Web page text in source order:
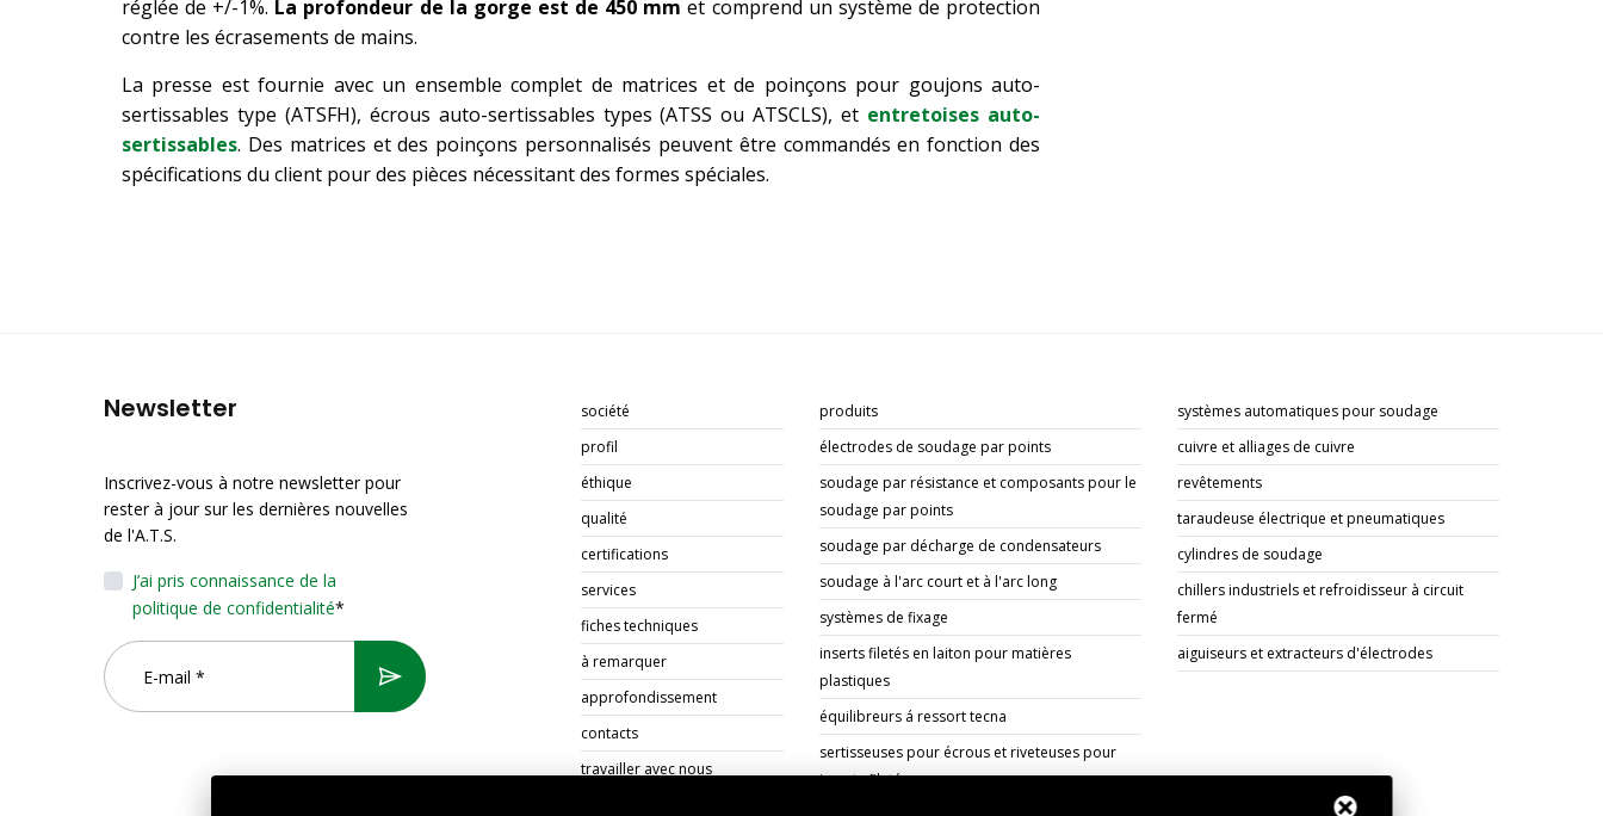
réglée de +/-1%. La profondeur de la gorge est de 450 mm et comprend un système de protection
contre les écrasements de mains.
La presse est fournie avec un ensemble complet de matrices et de poinçons pour goujons auto-
sertissables type (ATSFH), écrous auto-sertissables types (ATSS ou ATSCLS), et entretoises auto-
sertissables. Des matrices et des poinçons personnalisés peuvent être commandés en fonction des
spécifications du client pour des pièces nécessitant des formes spéciales.
Newsletter
Inscrivez-vous à notre newsletter pour
rester à jour sur les dernières nouvelles
de l'A.T.S.
J’ai pris connaissance de la
politique de confidentialité*
société
profil
éthique
qualité
certifications
services
fiches techniques
à remarquer
approfondissement
contacts
travailler avec nous
produits
électrodes de soudage par points
soudage par résistance et composants pour le
soudage par points
soudage par décharge de condensateurs
soudage à l'arc court et à l'arc long
systèmes de fixage
inserts filetés en laiton pour matières
plastiques
équilibreurs á ressort tecna
sertisseuses pour écrous et riveteuses pour
inserts filetés
systèmes automatiques pour soudage
cuivre et alliages de cuivre
revêtements
taraudeuse électrique et pneumatiques
cylindres de soudage
chillers industriels et refroidisseur à circuit
fermé
aiguiseurs et extracteurs d'électrodes